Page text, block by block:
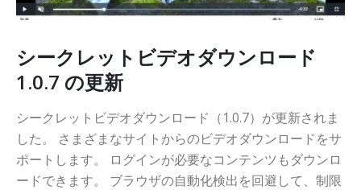
シークレットビデオダウンロード
1.0.7 の更新
シークレットビデオダウンロード（1.0.7）が更新されま
した。 さまざまなサイトからのビデオダウンロードをサ
ポートします。 ログインが必要なコンテンツもダウンロ
ードできます。 ブラウザの自動化検出を回避して、制限